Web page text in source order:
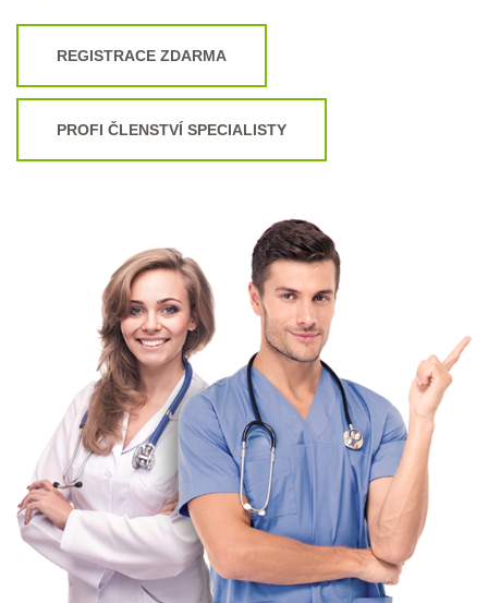
REGISTRACE ZDARMA
PROFI ČLENSTVÍ SPECIALISTY